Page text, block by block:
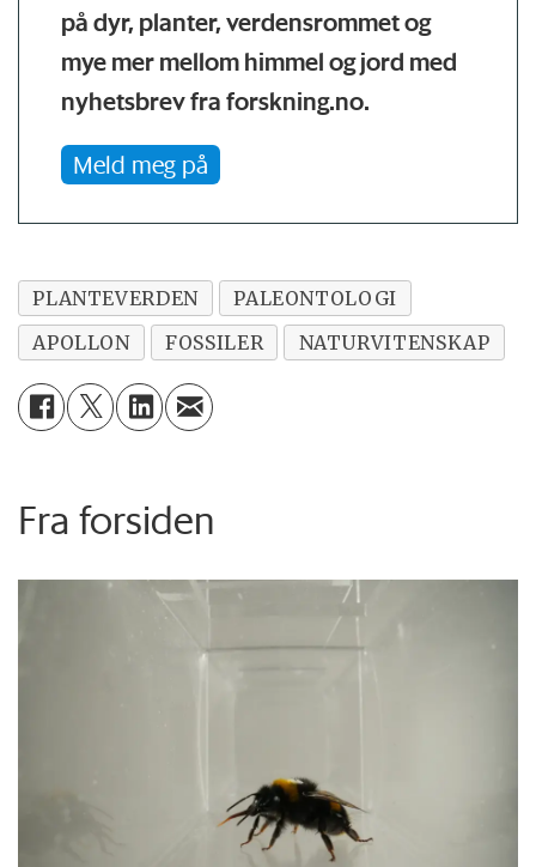
på dyr, planter, verdensrommet og
mye mer mellom himmel og jord med
nyhetsbrev fra forskning.no.
Meld meg på
PLANTEVERDEN
PALEONTOLOGI
APOLLON
FOSSILER NATURVITENSKAP
Fra forsiden